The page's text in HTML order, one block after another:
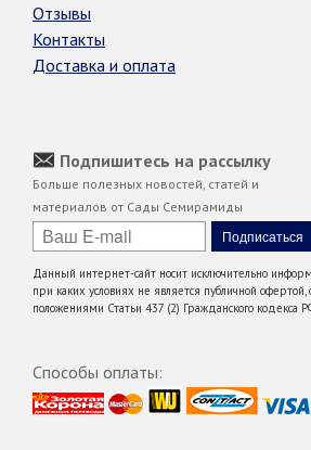
Отзывы
Контакты
Доставка и оплата
Подпишитесь на рассылку
Больше полезных новостей, статей и
материалов от Сады Семирамиды
Данный интернет-сайт носит исключительно
при каких условиях не является публичной
положениями Статьи 437 (2) Гражданского кодекса
Способы оплаты: